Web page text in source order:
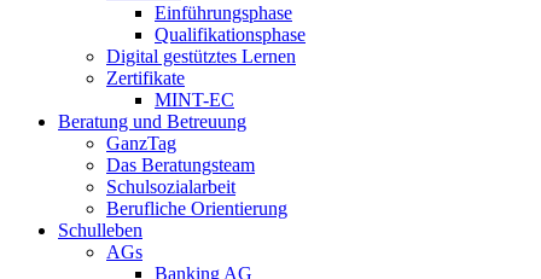
Einführungsphase
Qualifikationsphase
Digital gestütztes Lernen
Zertifikate
MINT-EC
Beratung und Betreuung
GanzTag
Das Beratungsteam
Schulsozialarbeit
Berufliche Orientierung
Schulleben
AGs
Banking AG